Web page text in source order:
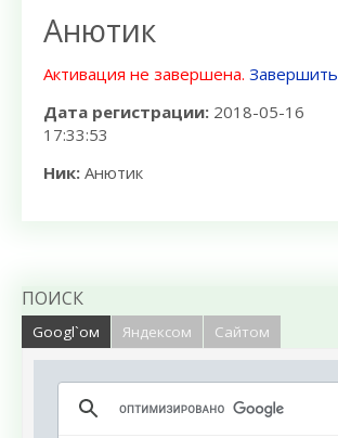
Анютик
Активация не завершена. Завершить
Дата регистрации: 2018-05-16
17:33:53
Ник: Анютик
ПОИСК
Googl`ом Яндексом Сайтом